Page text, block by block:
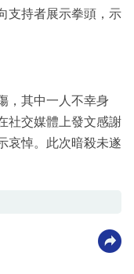
支持者展示拳頭，示
，其中一人不幸身
社交媒體上發文感謝
哀悼。此次暗殺未遂